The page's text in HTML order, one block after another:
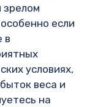
зрелом
если
в
условиях,
веса и
на